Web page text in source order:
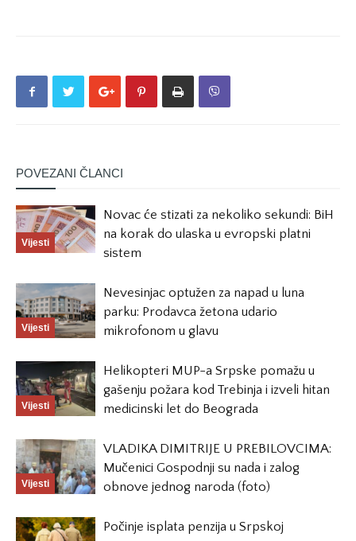
POVEZANI ČLANCI
Vijesti
Novac će stizati za nekoliko sekundi: BiH
na korak do ulaska u evropski platni
sistem
Vijesti
Nevesinjac optužen za napad u luna
parku: Prodavca žetona udario
mikrofonom u glavu
Vijesti
Helikopteri MUP-a Srpske pomažu u
gašenju požara kod Trebinja i izveli hitan
medicinski let do Beograda
Vijesti
VLADIKA DIMITRIJE U PREBILOVCIMA:
Mučenici Gospodnji su nada i zalog
obnove jednog naroda (foto)
Počinje isplata penzija u Srpskoj